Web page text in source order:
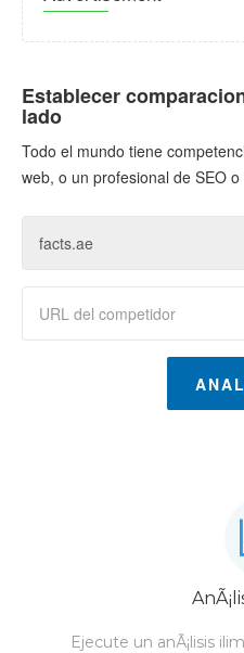
Establecer
lado
Todo el mundo tiene
web, o un profesional de SEO
Ejecute un anÃ¡lisis